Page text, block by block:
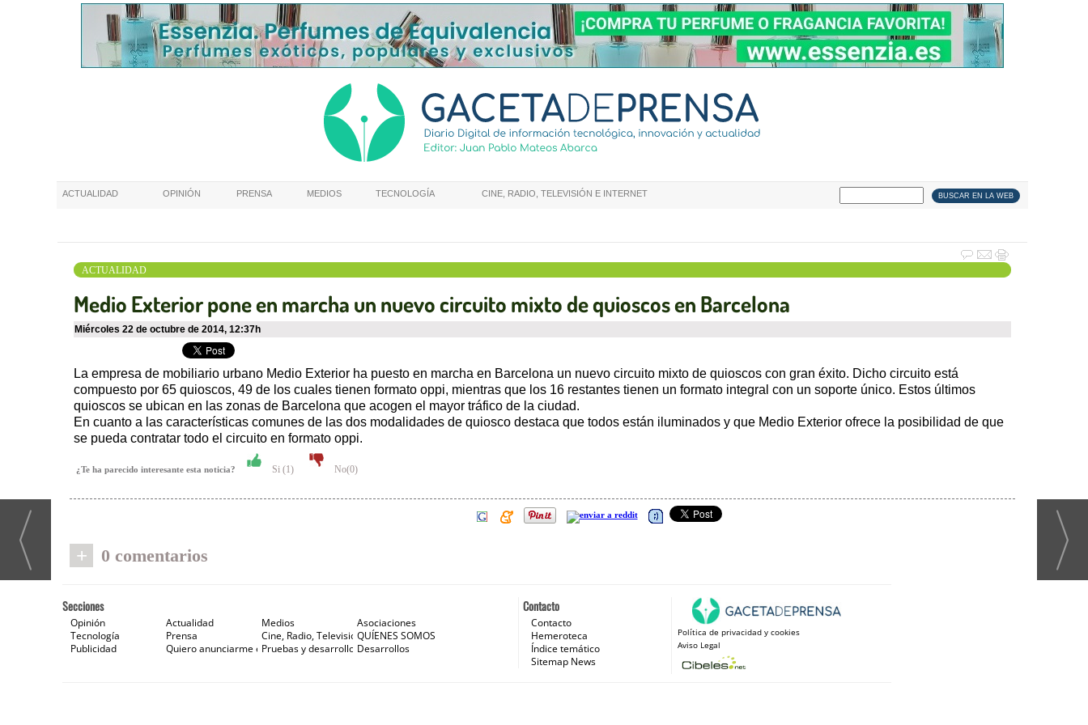
ACTUALIDAD OPINIÓN PRENSA MEDIOS TECNOLOGÍA CINE, RADIO, TELEVISIÓN E INTERNET
ACTUALIDAD
Medio Exterior pone en marcha un nuevo circuito mixto de quioscos en Barcelona
miércoles 22 de octubre de 2014, 12:37h
La empresa de mobiliario urbano Medio Exterior ha puesto en marcha en Barcelona un nuevo circuito mixto de quioscos con gran éxito. Dicho circuito está
compuesto por 65 quioscos, 49 de los cuales tienen formato oppi, mientras que los 16 restantes tienen un formato integral con un soporte único. Estos últimos
quioscos se ubican en las zonas de Barcelona que acogen el mayor tráfico de la ciudad.
En cuanto a las características comunes de las dos modalidades de quiosco destaca que todos están iluminados y que Medio Exterior ofrece la posibilidad de que
se pueda contratar todo el circuito en formato oppi.
¿Te ha parecido interesante esta noticia? Si (1) No(0)
+ 0 comentarios
Contacto
Contacto
Hemeroteca
Índice temático
Sitemap News
Política de privacidad y cookies
Aviso Legal
Secciones
Opinión Actualidad Medios
Asociaciones
Tecnología
Prensa Cine, Radio, Televisión e Internet
QUÍENES SOMOS
Publicidad
Quiero anunciarme en Gaceta de Prensa
Pruebas y desarrollosDesarrollos